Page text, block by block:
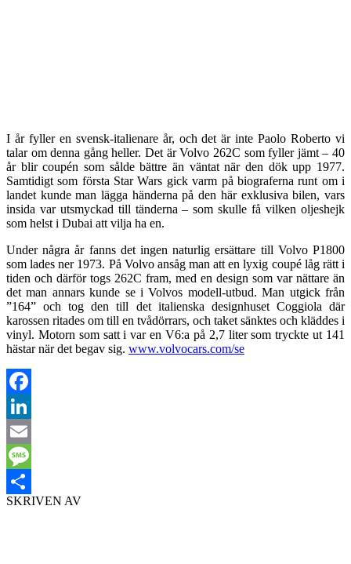
I år fyller en svensk-italienare år, och det är inte Paolo Roberto vi
talar om denna gång heller. Det är Volvo 262C som fyller jämt – 40
år blir coupén som sålde bättre än väntat när den dök upp 1977.
Samtidigt som första Star Wars gick varm på biograferna runt om i
landet kunde man lägga händerna på den här exklusiva bilen, vars
insida var utsmyckad till tänderna – som skulle få vilken oljeshejk
som helst i Dubai att vilja ha en.
Under några år fanns det ingen naturlig ersättare till Volvo P1800
som lades ner 1973. På Volvo ansåg man att en lyxig coupé låg rätt i
tiden och därför togs 262C fram, med en design som var nättare än
det man annars kunde se i Volvos modell-utbud. Man utgick från
”164” och tog den till det italienska designhuset Coggiola där
karossen ritades om till en tvådörrars, och taket sänktes och kläddes i
vinyl. Motorn som satt i var en V6:a på 2,7 liter som tryckte ut 141
hästar när det begav sig. www.volvocars.com/se
Facebook
LinkedIn
Email
Message
Dela
SKRIVEN AV